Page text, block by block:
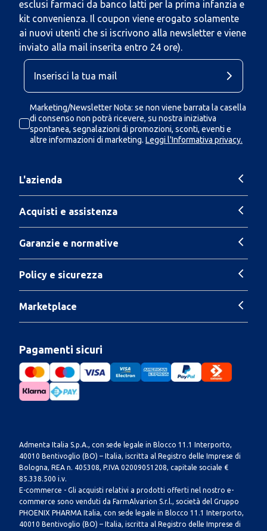
esclusi farmaci da banco latti per la prima infanzia e
kit convenienza. Il coupon viene erogato solamente
ai nuovi utenti che si iscrivono alla newsletter e viene
inviato alla mail inserita entro 24 ore).
Marketing/Newsletter Nota: se non viene barrata la casella
di consenso non potrà ricevere, su nostra iniziativa
spontanea, segnalazioni di promozioni, sconti, eventi e
altre informazioni di marketing. Leggi l'Informativa privacy.
L'azienda
Acquisti e assistenza
Garanzie e normative
Policy e sicurezza
Marketplace
Pagamenti sicuri
Admenta Italia S.p.A., con sede legale in Blocco 11.1 Interporto,
40010 Bentivoglio (BO) – Italia, iscritta al Registro delle Imprese di
Bologna, REA n. 405308, P.IVA 02009051208, capitale sociale €
85.338.500 i.v.
E-commerce - Gli acquisti relativi a prodotti offerti nel nostro e-
commerce sono venduti da FarmAlvarion S.r.l., società del Gruppo
PHOENIX PHARMA Italia, con sede legale in Blocco 11.1 Interporto,
40010 Bentivoglio (BO) – Italia, iscritta al Registro delle Imprese di